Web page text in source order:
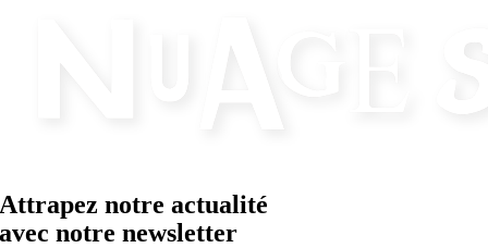
Attrapez notre actualité
avec notre newsletter